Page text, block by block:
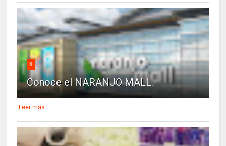
3
Conoce el NARANJO MALL.
Leer más